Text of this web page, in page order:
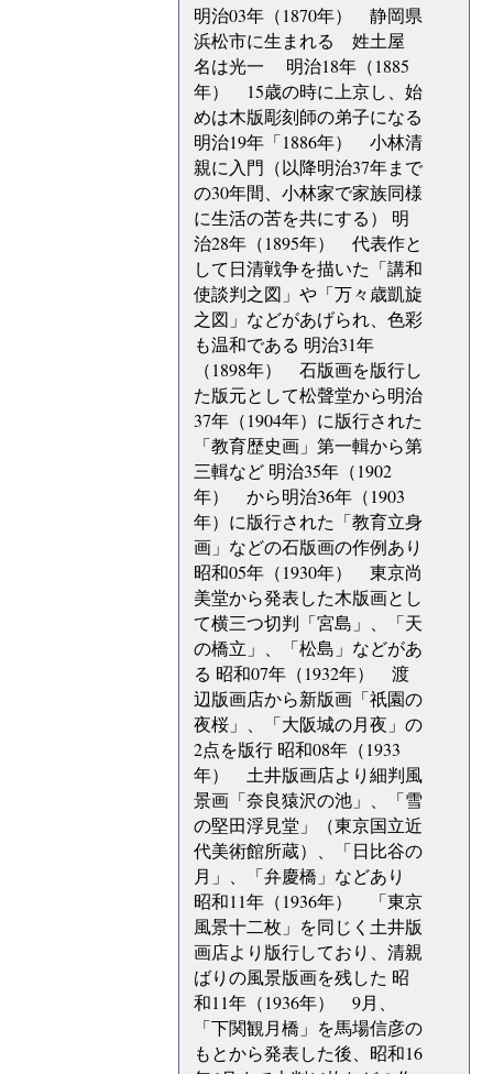
明治03年（1870年） 静岡県
浜松市に生まれる 姓土屋
名は光一 明治18年（1885
年） 15歳の時に上京し、始
めは木版彫刻師の弟子になる
明治19年「1886年） 小林清
親に入門（以降明治37年まで
の30年間、小林家で家族同様
に生活の苦を共にする） 明
治28年（1895年） 代表作と
して日清戦争を描いた「講和
使談判之図」や「万々歳凱旋
之図」などがあげられ、色彩
も温和である 明治31年
（1898年） 石版画を版行し
た版元として松聲堂から明治
37年（1904年）に版行された
「教育歴史画」第一輯から第
三輯など 明治35年（1902
年） から明治36年（1903
年）に版行された「教育立身
画」などの石版画の作例あり
昭和05年（1930年） 東京尚
美堂から発表した木版画とし
て横三つ切判「宮島」、「天
の橋立」、「松島」などがあ
る 昭和07年（1932年） 渡
辺版画店から新版画「祇園の
夜桜」、「大阪城の月夜」の
2点を版行 昭和08年（1933
年） 土井版画店より細判風
景画「奈良猿沢の池」、「雪
の堅田浮見堂」（東京国立近
代美術館所蔵）、「日比谷の
月」、「弁慶橋」などあり
昭和11年（1936年） 「東京
風景十二枚」を同じく土井版
画店より版行しており、清親
ばりの風景版画を残した 昭
和11年（1936年） 9月、
「下関観月橋」を馬場信彦の
もとから発表した後、昭和16